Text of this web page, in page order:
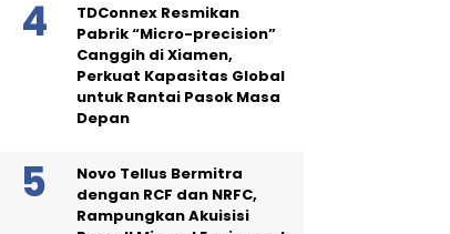
TDConnex Resmikan
Pabrik “Micro-precision”
Canggih di Xiamen,
Perkuat Kapasitas Global
untuk Rantai Pasok Masa
Depan
Novo Tellus Bermitra
dengan RCF dan NRFC,
Rampungkan Akuisisi